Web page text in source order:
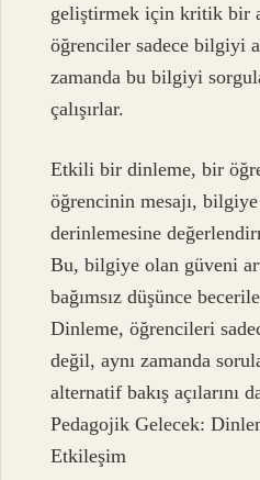
geliştirmek için kritik bir
öğrenciler sadece bilgiyi
zamanda bu bilgiyi
çalışırlar.
Etkili bir dinleme, bir
öğrencinin mesajı,
derinlemesine
Bu, bilgiye olan güveni
bağımsız düşünce
Dinleme, öğrencileri
değil, aynı zamanda
alternatif bakış açılarını
Pedagojik Gelecek:
Etkileşim